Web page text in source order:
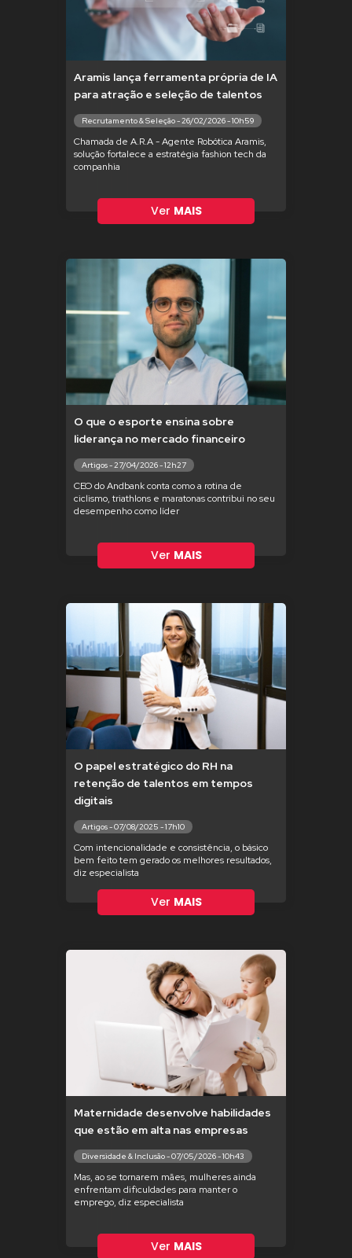
Aramis lança ferramenta própria de IA
para atração e seleção de talentos
Recrutamento & Seleção - 26/02/2026 - 10h59
Chamada de A.R.A - Agente Robótica Aramis,
solução fortalece a estratégia fashion tech da
companhia
Ver MAIS
O que o esporte ensina sobre
liderança no mercado financeiro
Artigos - 27/04/2026 - 12h27
CEO do Andbank conta como a rotina de
ciclismo, triathlons e maratonas contribui no seu
desempenho como líder
Ver MAIS
O papel estratégico do RH na
retenção de talentos em tempos
digitais
Artigos - 07/08/2025 - 17h10
Com intencionalidade e consistência, o básico
bem feito tem gerado os melhores resultados,
diz especialista
Ver MAIS
Maternidade desenvolve habilidades
que estão em alta nas empresas
Diversidade & Inclusão - 07/05/2026 - 10h43
Mas, ao se tornarem mães, mulheres ainda
enfrentam dificuldades para manter o
emprego, diz especialista
Ver MAIS